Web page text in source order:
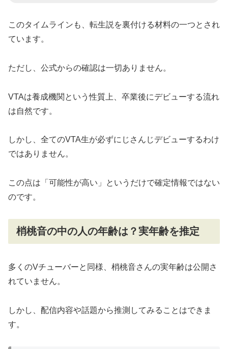
このタイムラインも、転生説を裏付ける材料の一つとされ
ています。
ただし、公式からの確認は一切ありません。
VTAは養成機関という性質上、卒業後にデビューする流れ
は自然です。
しかし、全てのVTA生が必ずにじさんじデビューするわけ
ではありません。
この点は「可能性が高い」というだけで確定情報ではない
のです。
梢桃音の中の人の年齢は？実年齢を推定
多くのVチューバーと同様、梢桃音さんの実年齢は公開さ
れていません。
しかし、配信内容や話題から推測してみることはできま
す。